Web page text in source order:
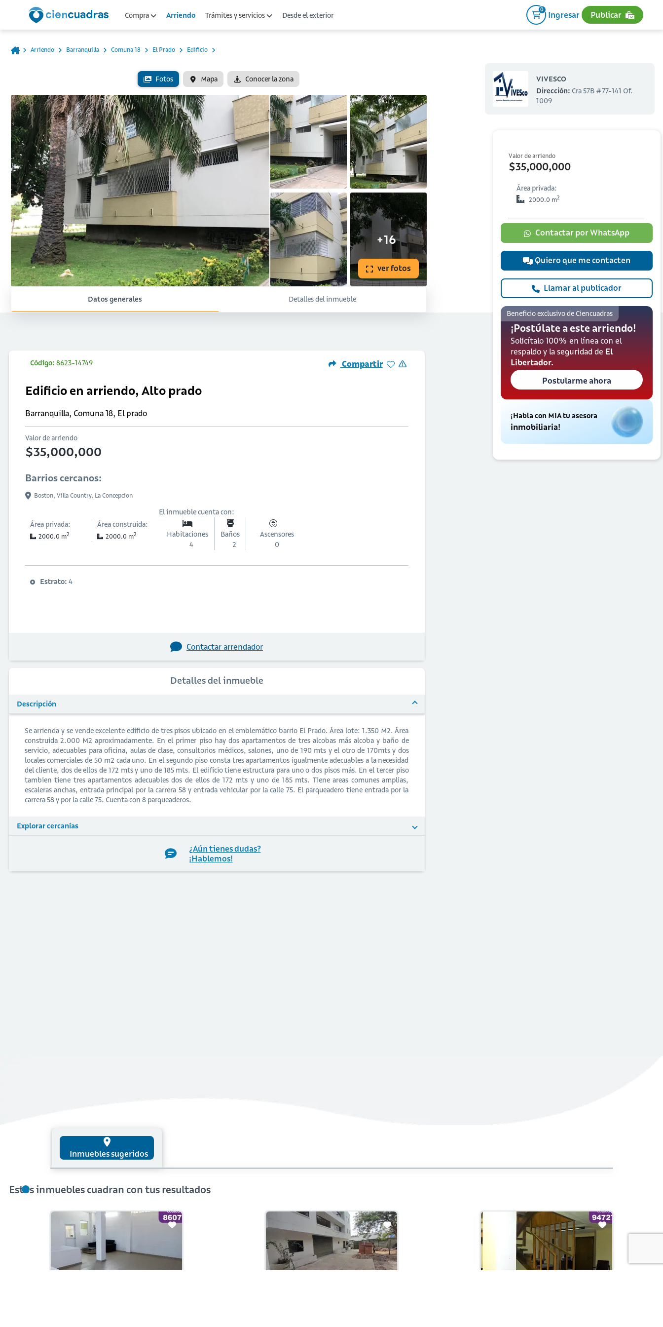
Compra Arriendo Trámites y servicios Desde el exterior
0
Ingresar Publicar
Arriendo Barranquilla Comuna 18 El Prado Edificio
Fotos Mapa Conocer la zona
+16
ver fotos
VIVESCO
Dirección: Cra 57B #77-141 Of.
1009
Valor de arriendo
$35,000,000
Área privada:
2000.0 m2
Contactar por WhatsApp
Quiero que me contacten
Llamar al publicador
Beneficio exclusivo de Ciencuadras
¡Postúlate a este arriendo!
Solicítalo 100% en línea con el
respaldo y la seguridad de El
Libertador.
Postularme ahora
¡Habla con MIA tu asesora
inmobiliaria!
Datos generales Detalles del inmueble
Código: 8623-14749 Compartir
Edificio en arriendo, Alto prado
Barranquilla, Comuna 18, El prado
Valor de arriendo
$35,000,000
Barrios cercanos:
Boston, Villa Country, La Concepcion
Área privada:
2000.0 m2
Área construida:
2000.0 m2
El inmueble cuenta con:
Habitaciones
4
Baños
2
Ascensores
0
Estrato: 4
Contactar arrendador
Detalles del inmueble
Descripción
Se arrienda y se vende excelente edificio de tres pisos ubicado en el emblemático barrio El Prado. Área lote: 1.350 M2. Área
construida 2.000 M2 aproximadamente. En el primer piso hay dos apartamentos de tres alcobas más alcoba y baño de
servicio, adecuables para oficina, aulas de clase, consultorios médicos, salones, uno de 190 mts y el otro de 170mts y dos
locales comerciales de 50 m2 cada uno. En el segundo piso consta tres apartamentos igualmente adecuables a la necesidad
del cliente, dos de ellos de 172 mts y uno de 185 mts. El edificio tiene estructura para uno o dos pisos más. En el tercer piso
tambien tiene tres apartamentos adecuables dos de ellos de 172 mts y uno de 185 mts. Tiene areas comunes amplias,
escaleras anchas, entrada principal por la carrera 58 y entrada vehicular por la calle 75. El parqueadero tiene entrada por la
carrera 58 y por la calle 75. Cuenta con 8 parqueaderos.
Explorar cercanías
¿Aún tienes dudas?
¡Hablemos!
place
Inmuebles sugeridos
Estos inmuebles cuadran con tus resultados